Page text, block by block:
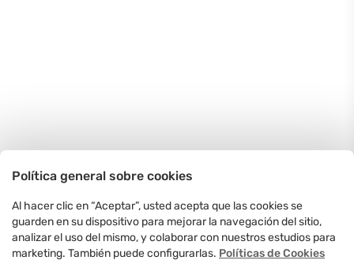
Política general sobre cookies
Al hacer clic en “Aceptar”, usted acepta que las cookies se
guarden en su dispositivo para mejorar la navegación del sitio,
analizar el uso del mismo, y colaborar con nuestros estudios para
marketing. También puede configurarlas. Políticas de Cookies